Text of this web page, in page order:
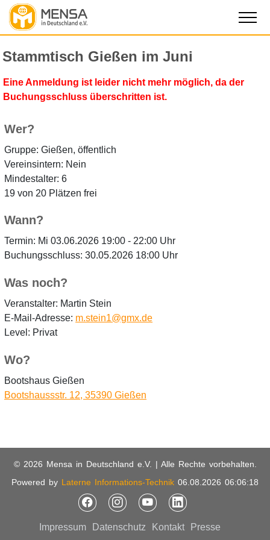
Stammtisch Gießen im Juni
Eine Anmeldung ist leider nicht mehr möglich, da der
Buchungsschluss überschritten ist.
Wer?
Gruppe: Gießen, öffentlich
Vereinsintern: Nein
Mindestalter: 6
19 von 20 Plätzen frei
Wann?
Termin: Mi 03.06.2026 19:00 - 22:00 Uhr
Buchungsschluss: 30.05.2026 18:00 Uhr
Was noch?
Veranstalter: Martin Stein
E-Mail-Adresse: m.stein1@gmx.de
Level: Privat
Wo?
Bootshaus Gießen
Bootshaussstr. 12, 35390 Gießen
© 2026 Mensa in Deutschland e.V. | Alle Rechte vorbehalten.
Powered by Laterne Informations-Technik 06.08.2026 06:06:18
Impressum Datenschutz Kontakt Presse